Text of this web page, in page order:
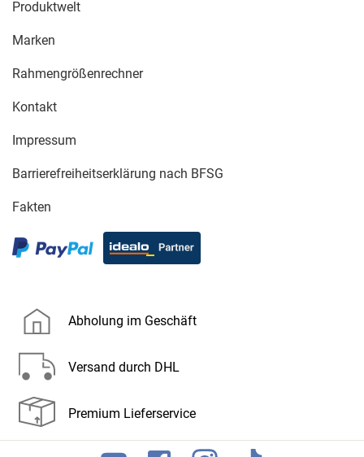
Produktwelt
Marken
Rahmengrößenrechner
Kontakt
Impressum
Barrierefreiheitserklärung nach BFSG
Fakten
Abholung im Geschäft
Versand durch DHL
Premium Lieferservice